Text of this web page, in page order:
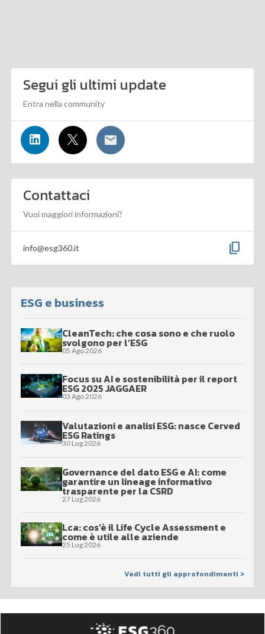
Segui gli ultimi update
Entra nella community
Contattaci
Vuoi maggiori informazioni?
info@esg360.it content_copy
ESG e business
CleanTech: che cosa sono e che ruolo
svolgono per l’ESG
05 Ago 2026
Focus su AI e sostenibilità per il report
ESG 2025 JAGGAER
03 Ago 2026
Valutazioni e analisi ESG: nasce Cerved
ESG Ratings
30 Lug 2026
Governance del dato ESG e AI: come
garantire un lineage informativo
trasparente per la CSRD
27 Lug 2026
Lca: cos’è il Life Cycle Assessment e
come è utile alle aziende
25 Lug 2026
Vedi tutti gli approfondimenti >